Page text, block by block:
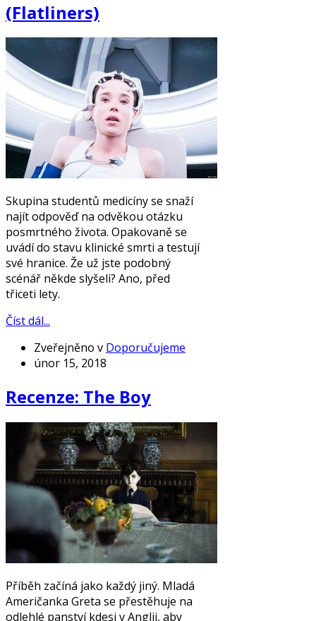
(Flatliners)
Skupina studentů medicíny se snaží
najít odpověď na odvěkou otázku
posmrtného života. Opakovaně se
uvádí do stavu klinické smrti a testují
své hranice. Že už jste podobný
scénář někde slyšeli? Ano, před
třiceti lety.
Číst dál...
Zveřejněno v Doporučujeme
únor 15, 2018
Recenze: The Boy
Příběh začíná jako každý jiný. Mladá
Američanka Greta se přestěhuje na
odlehlé panství kdesi v Anglii, aby